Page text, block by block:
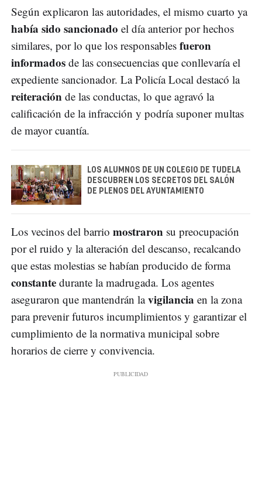
Según explicaron las autoridades, el mismo cuarto ya
había sido sancionado el día anterior por hechos
similares, por lo que los responsables fueron
informados de las consecuencias que conllevaría el
expediente sancionador. La Policía Local destacó la
reiteración de las conductas, lo que agravó la
calificación de la infracción y podría suponer multas
de mayor cuantía.
LOS ALUMNOS DE UN COLEGIO DE TUDELA
DESCUBREN LOS SECRETOS DEL SALÓN
DE PLENOS DEL AYUNTAMIENTO
Los vecinos del barrio mostraron su preocupación
por el ruido y la alteración del descanso, recalcando
que estas molestias se habían producido de forma
constante durante la madrugada. Los agentes
aseguraron que mantendrán lavigilancia en la zona
para prevenir futuros incumplimientos y garantizar el
cumplimiento de la normativa municipal sobre
horarios de cierre y convivencia.